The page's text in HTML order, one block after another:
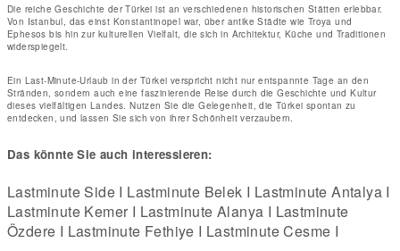
Die reiche Geschichte der Türkei ist an verschiedenen historischen Stätten erlebbar.
Von Istanbul, das einst Konstantinopel war, über antike Städte wie Troya und
Ephesos bis hin zur kulturellen Vielfalt, die sich in Architektur, Küche und Traditionen
widerspiegelt.
Ein Last-Minute-Urlaub in der Türkei verspricht nicht nur entspannte Tage an den
Stränden, sondern auch eine faszinierende Reise durch die Geschichte und Kultur
dieses vielfältigen Landes. Nutzen Sie die Gelegenheit, die Türkei spontan zu
entdecken, und lassen Sie sich von ihrer Schönheit verzaubern.
Das könnte Sie auch interessieren:
Lastminute Side I Lastminute Belek I Lastminute Antalya I
Lastminute Kemer I Lastminute Alanya I Lastminute
Özdere I Lastminute Fethiye I Lastminute Cesme I